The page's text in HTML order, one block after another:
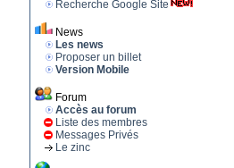
Recherche Google Site
News
Les news
Proposer un billet
Version Mobile
Forum
Accès au forum
Liste des membres
Messages Privés
Le zinc